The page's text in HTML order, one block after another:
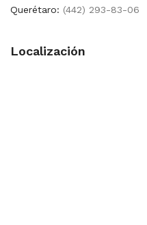
Querétaro: (442) 293-83-06
Localización